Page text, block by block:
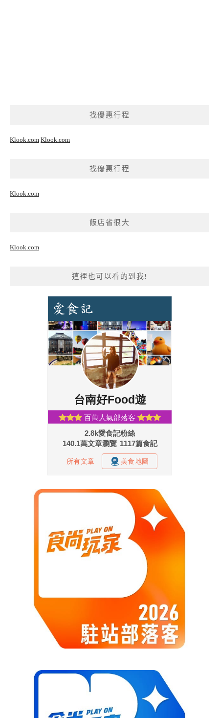
找優惠行程
Klook.com Klook.com
找優惠行程
Klook.com
飯店省很大
Klook.com
這裡也可以看的到我!